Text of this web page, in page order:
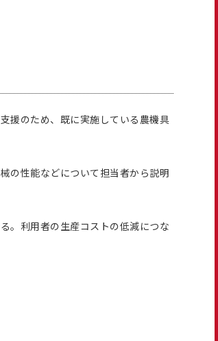
援のため、既に実施している農機具
の性能などについて担当者から説明
。利用者の生産コストの低減につな